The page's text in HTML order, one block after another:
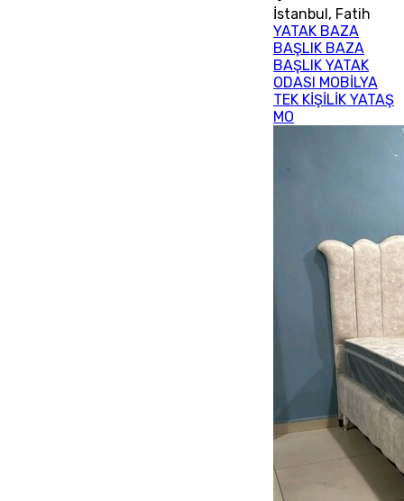
İstanbul, Fatih
YATAK BAZA
BAŞLIK BAZA
BAŞLIK YATAK
ODASI MOBİLYA
TEK KİŞİLİK YATAŞ
MO